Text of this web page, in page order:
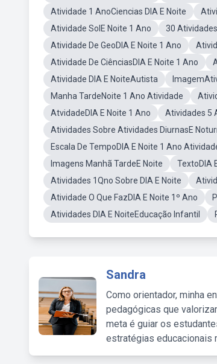
Atividade 1 AnoCiencias DIA E Noite
Atividade SolE Noite 1 Ano
30
Atividade De GeoDIA E Noite 1 Ano
Atividade De CiênciasDIA E Noite 1 Ano
Atividade DIA E NoiteAutista
Manha TardeNoite 1 Ano Atividade
AtvidadeDIA E Noite 1 Ano
Atividades 5
Atividades Sobre Atividades DiurnasE
Escala De TempoDIA E Noite 1 Ano
Imagens Manhã TardeE Noite
TextoDIA
Atividades 1Qno Sobre DIA E Noite
Atividade O Que FazDIA E Noite 1º Ano
Atividades DIA E NoiteEducação Infantil
Sandra
Como orientador, minha
pedagógicas que
meta é guiar os
estratégias educacionais